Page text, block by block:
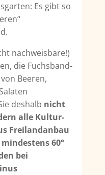
Es gibt so
nachweisbare!)
die Fuchsband­
Beeren,
deshalb nicht
alle Kultur-
Freilandanbau
60°
bei